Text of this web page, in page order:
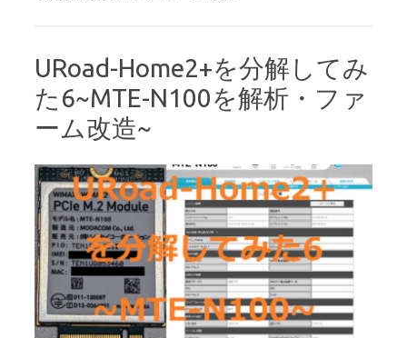
URoad-Home2+を分解してみ
た6~MTE-N100を解析・ファ
ーム改造~